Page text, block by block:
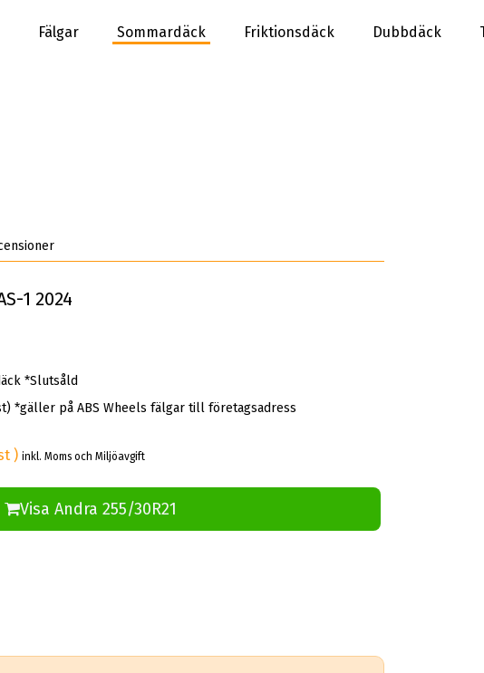
Fälgar Sommardäck Friktionsdäck Dubbdäck
1 2024
*Slutsåld
*gäller på ABS Wheels fälgar till företagsadress
)inkl. Moms och Miljöavgift
Visa Andra 255/30R21